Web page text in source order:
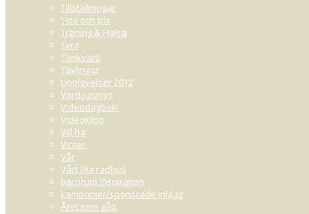
Tillställningar
Tips och trix
Träning & Hälsa
Tyra
Tänkvärt!
Tävlingar
Upplevelser 2012
Vardagsmys
Videodagbok!
Videoklipp
Vill ha
Vinter
Vår
Vårt lilla radhus
barnrum inspiration
kampanjer/sponsrade inlägg
Året som gått